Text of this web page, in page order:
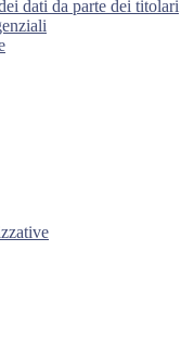
dati da parte dei titolari